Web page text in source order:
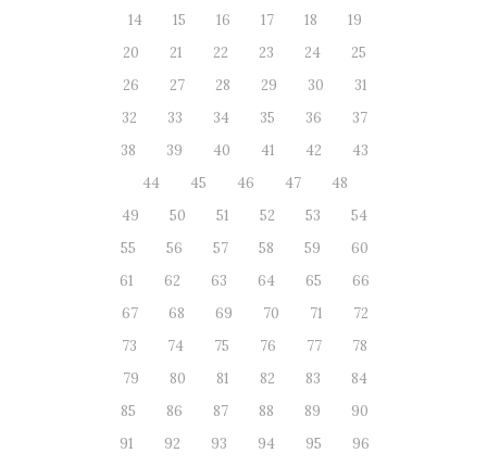
14 15 16 17 18
19
20
21 22 23 24
25
26
27 28 29 30
31
32
33 34 35 36
37
38
39 40 41 42
43
44
45 46 47
48
49
50 51 52 53
54
55
56 57 58 59
60
61
62 63 64 65
66
67
68 69 70 71
72
73
74 75 76 77
78
79
80 81 82 83
84
85
86 87 88 89
90
91
92 93 94 95
96